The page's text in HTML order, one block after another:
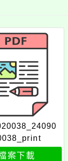
案下載